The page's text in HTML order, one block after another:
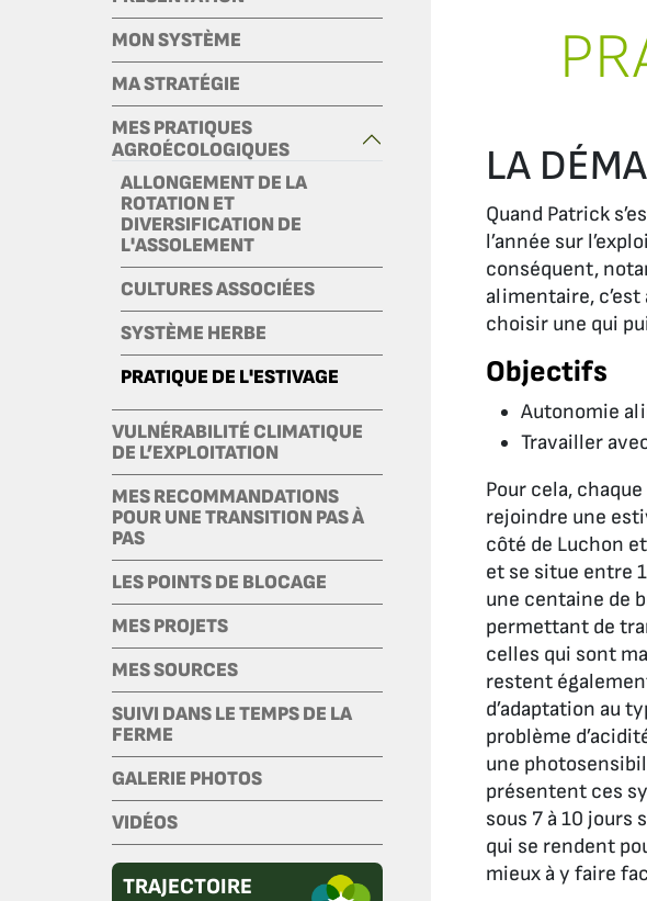
MON SYSTÈME
MA STRATÉGIE
MES PRATIQUES
AGROÉCOLOGIQUES
ALLONGEMENT DE LA
ROTATION ET
DIVERSIFICATION DE
L'ASSOLEMENT
CULTURES ASSOCIÉES
SYSTÈME HERBE
PRATIQUE DE L'ESTIVAGE
VULNÉRABILITÉ CLIMATIQUE
DE L’EXPLOITATION
MES RECOMMANDATIONS
POUR UNE TRANSITION PAS À
PAS
LES POINTS DE BLOCAGE
MES PROJETS
MES SOURCES
SUIVI DANS LE TEMPS DE LA
FERME
GALERIE PHOTOS
VIDÉOS
TRAJECTOIRE
LA
Quand Patrick
l’année sur
conséquent,
alimentaire,
choisir une qui
Objectifs
Autonomie
Travailler
Pour cela,
rejoindre une
côté de Luchon
et se situe entre
une centaine de
permettant de
celles qui sont
restent
d’adaptation au
problème
une
présentent ces
sous 7 à 10 jours
qui se rendent
mieux à y faire